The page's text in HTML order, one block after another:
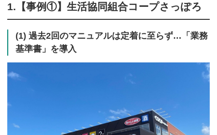
1.【事例①】生活協同組合コープさっぽろ
(1) 過去2回のマニュアルは定着に至らず…「業務
基準書」を導入